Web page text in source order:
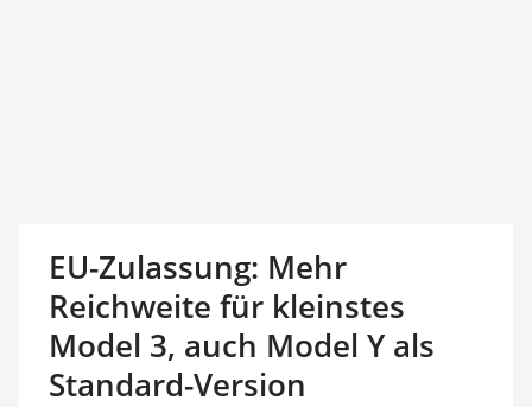
EU-Zulassung: Mehr
Reichweite für kleinstes
Model 3, auch Model Y als
Standard-Version